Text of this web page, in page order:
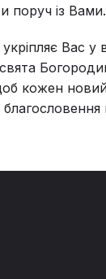
поруч із Вами.
укріпляє Вас
кожен